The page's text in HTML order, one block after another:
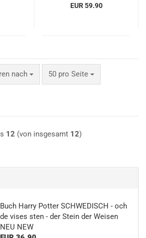
EUR 59.90
nach
nach 50 pro Seite
pro Seite
12 (von insgesamt 12)
Buch Harry Potter SCHWEDISCH - och
de vises sten - der Stein der Weisen
NEU NEW